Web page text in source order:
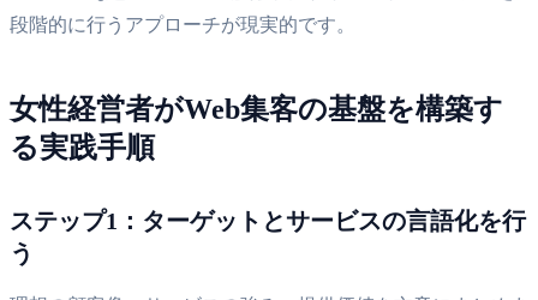
段階的に行うアプローチが現実的です。
女性経営者がWeb集客の基盤を構築す
る実践手順
ステップ1：ターゲットとサービスの言語化を行
う